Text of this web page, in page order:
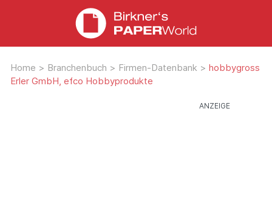
Home > Branchenbuch > Firmen-Datenbank > hobbygross
Erler GmbH, efco Hobbyprodukte